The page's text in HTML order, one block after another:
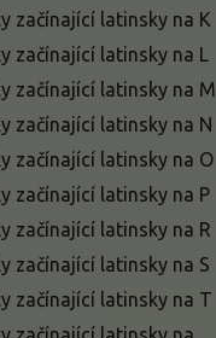
začínající latinsky na K
začínající latinsky na L
začínající latinsky na M
začínající latinsky na N
začínající latinsky na O
začínající latinsky na P
začínající latinsky na R
začínající latinsky na S
začínající latinsky na T